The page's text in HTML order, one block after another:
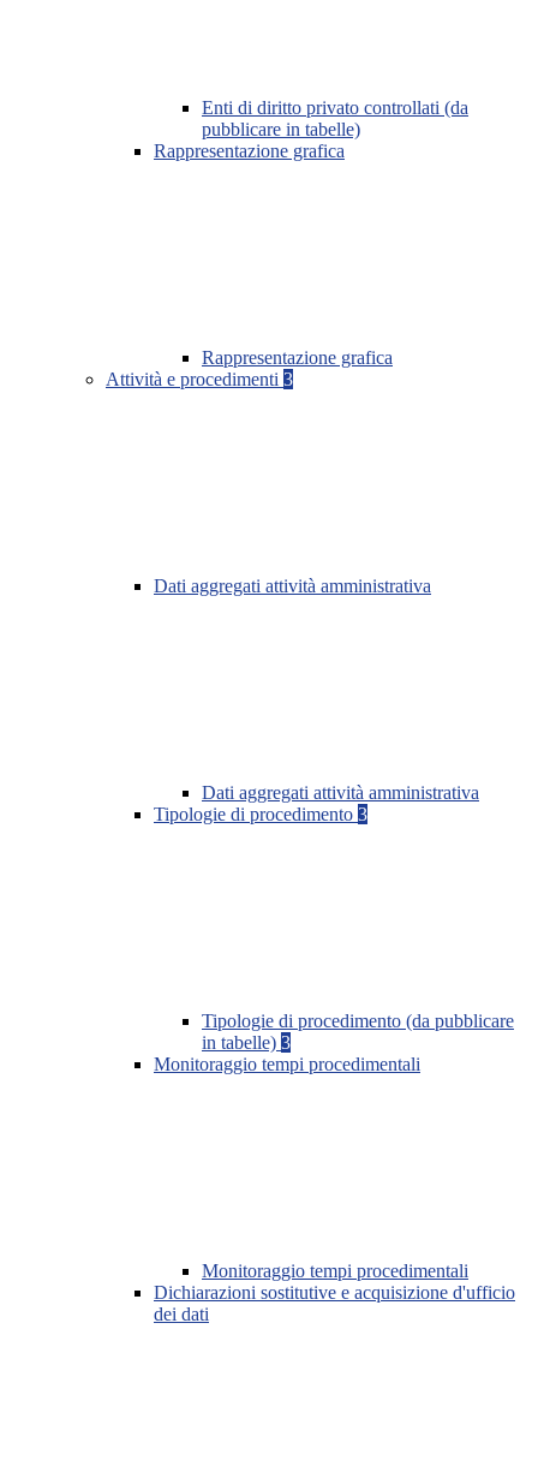
Enti di diritto privato controllati (da
pubblicare in tabelle)
Rappresentazione grafica
Rappresentazione grafica
Attività e procedimenti 3
Dati aggregati attività amministrativa
Dati aggregati attività amministrativa
Tipologie di procedimento 3
Tipologie di procedimento (da pubblicare
in tabelle) 3
Monitoraggio tempi procedimentali
Monitoraggio tempi procedimentali
Dichiarazioni sostitutive e acquisizione d'ufficio
dei dati